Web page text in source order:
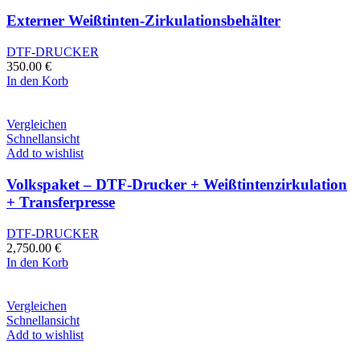
Externer Weißtinten-Zirkulationsbehälter
DTF-DRUCKER
350.00 €
In den Korb
Vergleichen
Schnellansicht
Add to wishlist
Volkspaket – DTF-Drucker + Weißtintenzirkulation
+ Transferpresse
DTF-DRUCKER
2,750.00 €
In den Korb
Vergleichen
Schnellansicht
Add to wishlist